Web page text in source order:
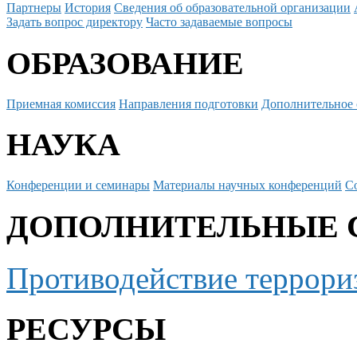
Партнеры История Сведения об образовательной организации
Задать вопрос директору Часто задаваемые вопросы
ОБРАЗОВАНИЕ
Приемная комиссия Направления подготовки Дополнительное
НАУКА
Конференции и семинары Материалы научных конференций
ДОПОЛНИТЕЛЬНЫЕ
Противодействие
РЕСУРСЫ